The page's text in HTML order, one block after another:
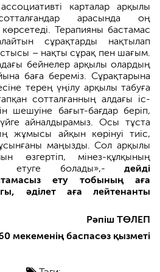
карталар арқылы
арасында оң
Терапияны бастамас
сұрақтарды нақтылап
– нақты сұрақ пен шағым.
бейнелер арқылы олардың
баға береміз. Сұрақтарына
терең үңілу арқылы табуға
сотталғанның алдағы іс-
шешуіне бағыт-бағдар беріп,
айналдырамыз. Осы тұста
жұмысы айқын көрінуі тиіс,
маңызды. Сол арқылы
өзгертіп, мінез-құлқының
етуге болады»,- дейді
ету тобының аға
әділет аға лейтенанты
Рәпіш ТӨЛЕП
мекеменің баспасөз қызметі